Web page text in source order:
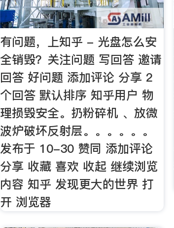
有问题，上知乎 - 光盘怎么安
全销毁？关注问题 写回答 邀请
回答 好问题 添加评论 分享 2
个回答 默认排序 知乎用户 物
理损毁安全。扔粉碎机 、放微
波炉破坏反射层。。。。。。
发布于 10-30 赞同 添加评论
分享 收藏 喜欢 收起 继续浏览
内容 知乎 发现更大的世界 打
开 浏览器